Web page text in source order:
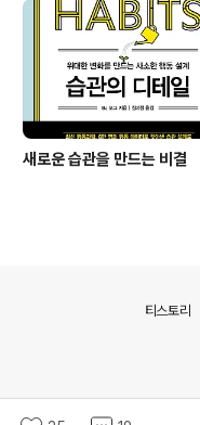
새로운 습관을 만드는 비결
티스토리